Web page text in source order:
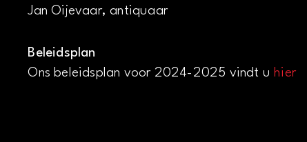
Jan Oijevaar, antiquaar
Beleidsplan
Ons beleidsplan voor 2024-2025 vindt u hier